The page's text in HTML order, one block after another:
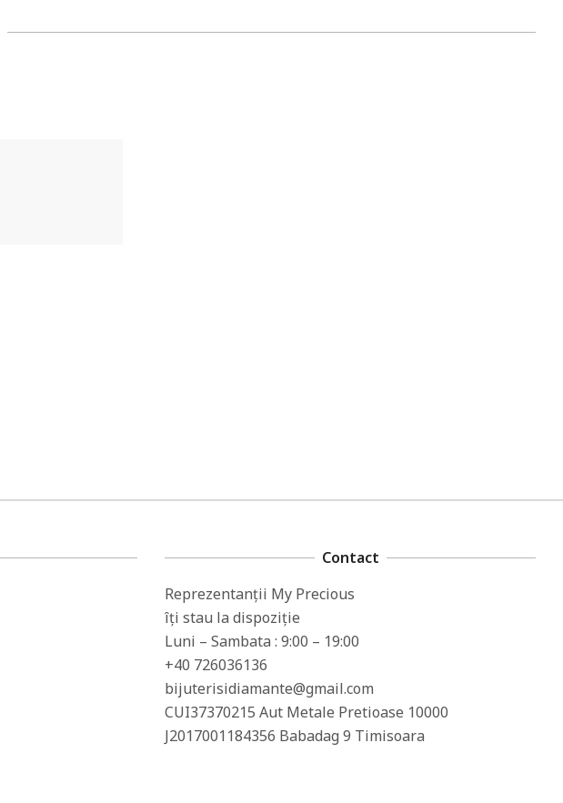
Contact
Reprezentanții My Precious
îți stau la dispoziție
Luni – Sambata : 9:00 – 19:00
+40 726036136
bijuterisidiamante@gmail.com
CUI37370215 Aut Metale Pretioase 10000
J2017001184356 Babadag 9 Timisoara